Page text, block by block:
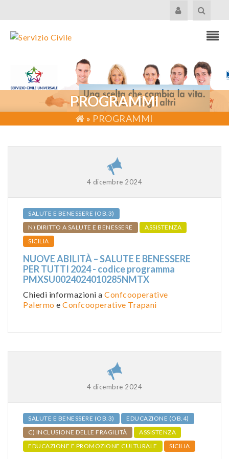
PROGRAMMI
» PROGRAMMI
4 dicembre 2024
SALUTE E BENESSERE (OB.3)
N) DIRITTO A SALUTE E BENESSERE
ASSISTENZA
SICILIA
NUOVE ABILITÀ – SALUTE E BENESSERE
PER TUTTI 2024 - codice programma
PMXSU0024024010285NMTX
Chiedi informazioni a Confcooperative
Palermo e Confcooperative Trapani
4 dicembre 2024
SALUTE E BENESSERE (OB.3)
EDUCAZIONE (OB.4)
C) INCLUSIONE DELLE FRAGILITÀ
ASSISTENZA
EDUCAZIONE E PROMOZIONE CULTURALE
SICILIA